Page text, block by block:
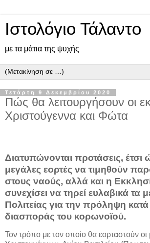
Ιστολόγιο Τάλαντο
με τα μάτια της ψυχής
Τετάρτη 9 Δεκεμβρίου 2020
Πώς θα λειτουργήσουν οι
Χριστούγεννα και Φώτα
Διατυπώνονται προτάσεις, έτσι
μεγάλες εορτές να τιμηθούν
στους ναούς, αλλά και η
συνεχίσει να τηρεί ευλαβικά τα
Πολιτείας για την πρόληψη κατά
διασποράς του κορωνοϊού.
Τον τρόπο με τον οποίο θα εορταστούν οι